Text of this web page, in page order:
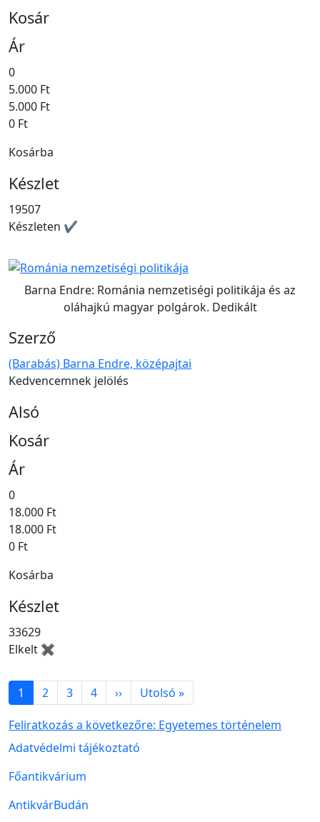
Kosár
Ár
0
5.000 Ft
5.000 Ft
0 Ft
Kosárba
Készlet
19507
Készleten ✔
Barna Endre: Románia nemzetiségi politikája és az
oláhajkú magyar polgárok. Dedikált
Szerző
(Barabás) Barna Endre, középajtai
Kedvencemnek jelölés
Alsó
Kosár
Ár
0
18.000 Ft
18.000 Ft
0 Ft
Kosárba
Készlet
33629
Elkelt ✖
Oldalszámozás
1 2 3 4 ››Következő oldal
Utolsó »Utolsó oldal
Feliratkozás a következőre: Egyetemes történelem
Lábléc menü
Adatvédelmi tájékoztató
Főantikvárium
AntikvárBudán